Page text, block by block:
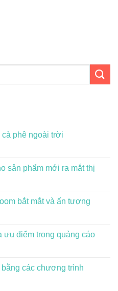
phê ngoài trời
sản phẩm mới ra mắt thị
bắt mắt và ấn tượng
ưu điểm trong quảng cáo
các chương trình